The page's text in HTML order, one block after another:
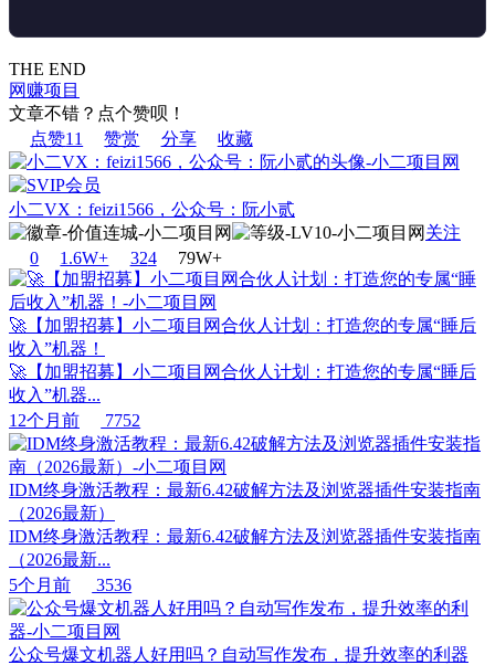
THE END
网赚项目
文章不错？点个赞呗！
点赞11 赞赏 分享 收藏
小二VX：feizi1566，公众号：阮小贰
关注
0
1.6W+ 324 79W+
🚀【加盟招募】小二项目网合伙人计划：打造您的专属“睡后
收入”机器！
🚀【加盟招募】小二项目网合伙人计划：打造您的专属“睡后
收入”机器...
12个月前
7752
IDM终身激活教程：最新6.42破解方法及浏览器插件安装指南
（2026最新）
IDM终身激活教程：最新6.42破解方法及浏览器插件安装指南
（2026最新...
5个月前
3536
公众号爆文机器人好用吗？自动写作发布，提升效率的利器